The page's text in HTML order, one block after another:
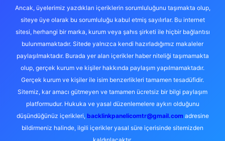
Ancak, üyelerimiz yazdıkları içeriklerin sorumluluğunu taşımakta olup,
siteye üye olarak bu sorumluluğu kabul etmiş sayılırlar. Bu internet
sitesi, herhangi bir marka, kurum veya şahıs şirketi ile hiçbir bağlantısı
bulunmamaktadır. Sitede yalnızca kendi hazırladığımız makaleler
paylaşılmaktadır. Burada yer alan içerikler haber niteliği taşımamakta
olup, gerçek kurum ve kişiler hakkında paylaşım yapılmamaktadır.
Gerçek kurum ve kişiler ile isim benzerlikleri tamamen tesadüfidir.
Sitemiz, kar amacı gütmeyen ve tamamen ücretsiz bir bilgi paylaşım
platformudur. Hukuka ve yasal düzenlemelere aykırı olduğunu
düşündüğünüz içerikleri, backlinkpanelicomtr@gmail.comadresine
bildirmeniz halinde, ilgili içerikler yasal süre içerisinde sitemizden